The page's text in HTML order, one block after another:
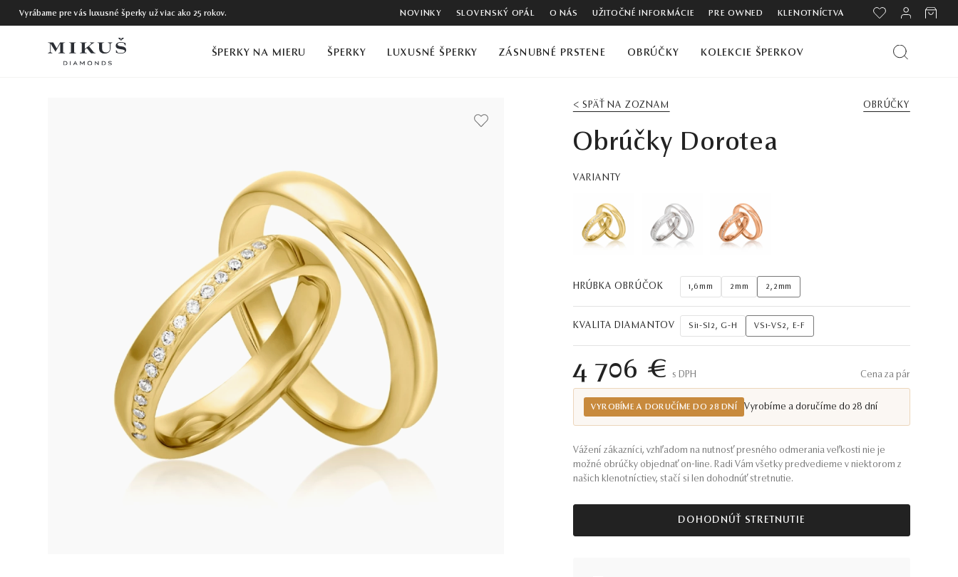
Vyrábame pre vás luxusné šperky už viac ako 25 rokov. NOVINKY SLOVENSKÝ OPÁL O NÁS UŽITOČNÉ INFORMÁCIE PRE OWNED KLENOTNÍCTVA
ŠPERKY NA MIERU ŠPERKY LUXUSNÉ ŠPERKY ZÁSNUBNÉ PRSTENE OBRÚČKY KOLEKCIE ŠPERKOV
< SPÄŤ NA ZOZNAM OBRÚČKY
Obrúčky Dorotea
VARIANTY
HRÚBKA OBRÚČOK 1,6mm 2mm 2,2mm
KVALITA DIAMANTOV Si1-SI2, G-H VS1-VS2, E-F
4 706 € S DPH Cena za pár
VYROBÍME A DORUČÍME DO 28 DNÍ Vyrobíme a doručíme do 28 dní
Vážení zákazníci, vzhľadom na nutnosť presného odmerania veľkosti nie je
možné obrúčky objednať on-line. Radi Vám všetky predvedieme v niektorom z
našich klenotníctiev, stačí si len dohodnúť stretnutie.
DOHODNÚŤ STRETNUTIE